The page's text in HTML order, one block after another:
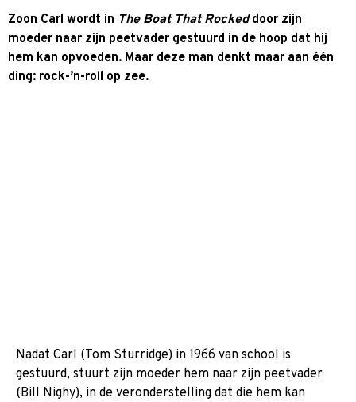
Zoon Carl wordt in The Boat That Rockeddoor zijn
moeder naar zijn peetvader gestuurd in de hoop dat hij
hem kan opvoeden. Maar deze man denkt maar aan één
ding: rock-’n-roll op zee.
Nadat Carl (Tom Sturridge) in 1966 van school is
gestuurd, stuurt zijn moeder hem naar zijn peetvader
(Bill Nighy), in de veronderstelling dat die hem kan